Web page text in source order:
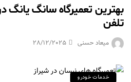
بهترین تعمیرگاه سانگ یانگ
تلفن
میعاد حسنی 28/12/2025
خدمات خودرو